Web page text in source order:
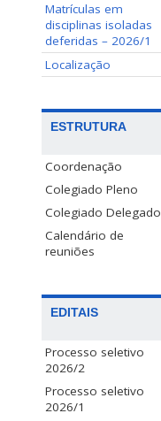
Matrículas em
disciplinas isoladas
deferidas – 2026/1
Localização
ESTRUTURA
Coordenação
Colegiado Pleno
Colegiado Delegado
Calendário de
reuniões
EDITAIS
Processo seletivo
2026/2
Processo seletivo
2026/1